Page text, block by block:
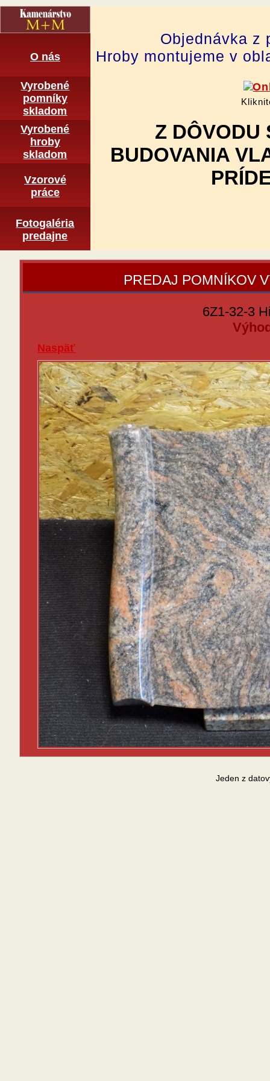
O nás
Vyrobené
pomní­ky
skladom
Vyrobené
hroby
skladom
Vzorové
práce
Fotogaléria
predajne
Objednávka z
Hroby montujeme v
Z DÔVODU
BUDOVANIA
PREDAJ POMNÍKOV
6Z1-32-3
Naspäť
Jeden z